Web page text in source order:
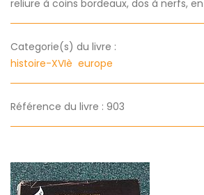
reliure à coins bordeaux, dos à nerfs,
Categorie(s) du livre :
histoire-XVIè europe
Référence du livre : 903